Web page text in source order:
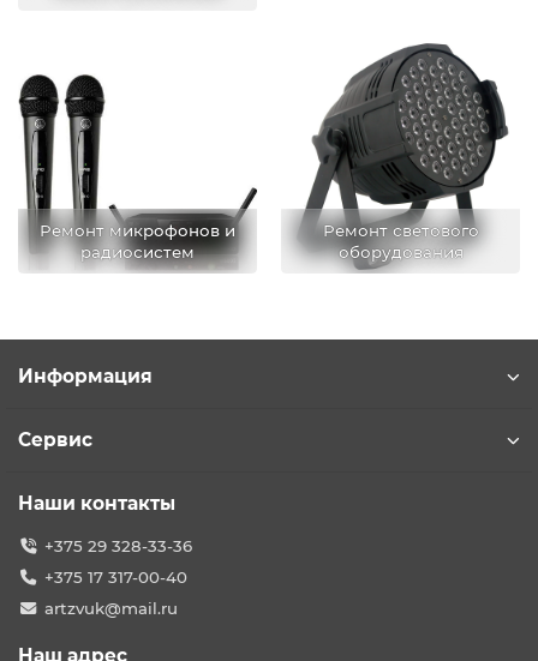
Ремонт микрофонов и
радиосистем
Ремонт светового
оборудования
Информация
Сервис
Наши контакты
+375 29 328-33-36
+375 17 317-00-40
artzvuk@mail.ru
Наш адрес